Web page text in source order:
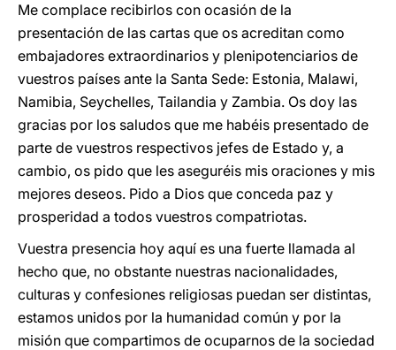
Me complace recibirlos con ocasión de la
presentación de las cartas que os acreditan como
embajadores extraordinarios y plenipotenciarios de
vuestros países ante la Santa Sede: Estonia, Malawi,
Namibia, Seychelles, Tailandia y Zambia. Os doy las
gracias por los saludos que me habéis presentado de
parte de vuestros respectivos jefes de Estado y, a
cambio, os pido que les aseguréis mis oraciones y mis
mejores deseos. Pido a Dios que conceda paz y
prosperidad a todos vuestros compatriotas.
Vuestra presencia hoy aquí es una fuerte llamada al
hecho que, no obstante nuestras nacionalidades,
culturas y confesiones religiosas puedan ser distintas,
estamos unidos por la humanidad común y por la
misión que compartimos de ocuparnos de la sociedad